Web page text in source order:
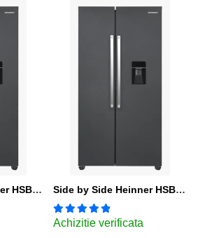
Side by Side Heinner HSBS-HM439NFINVDGWDE++, Total No Frost, Compresor Inverter, Dozator Apa, Display Touch LED, 439 L, Clasa E, Gri Antracit Texturat Side by Side Heinner HSBS-HM439NFINVDGWDE++, Total No Frost, Compresor Inverter, Dozator Apa, Display Touch LED, 439 L, Clasa E, Gri Antracit Texturat
Achizitie verificata